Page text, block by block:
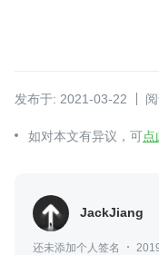
发布于: 2021-03-22
如对本文有异议，可
JackJiang
还未添加个人签名